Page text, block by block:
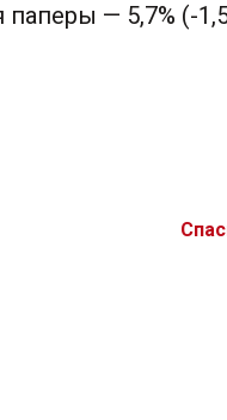
— 5,7% (-